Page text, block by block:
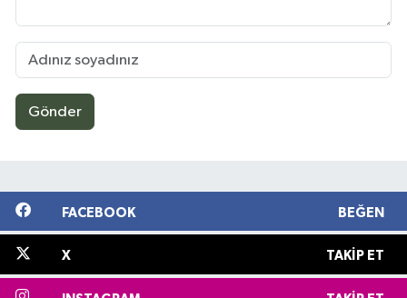
Gönder
FACEBOOK BEĞEN
X TAKIP ET